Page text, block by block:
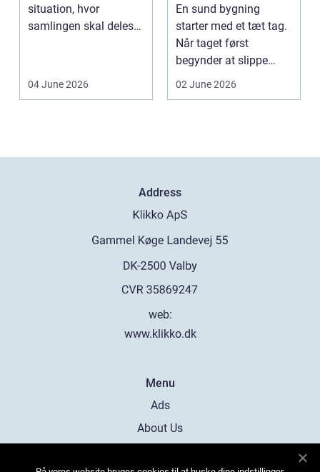
situation, hvor
samlingen skal deles
04 June 2026
En sund bygning
starter med et tæt tag.
Når taget først
begynder at slippe
vand ind, kan skaderne
02 June 2026
Address
web:
www.klikko.dk
Menu
Ads
About Us